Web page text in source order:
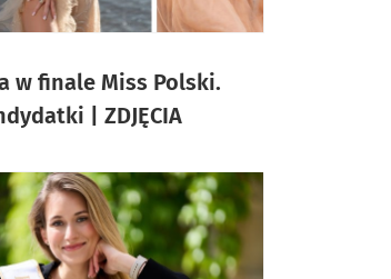
w finale Miss Polski.
| ZDJĘCIA